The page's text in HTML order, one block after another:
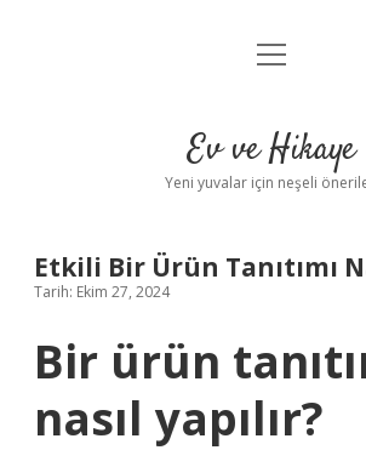
Anasayfa
Yasal Uyarı
menüyü
Ev ve Hikaye
Yeni yuvalar için neşeli
Etkili Bir Ürün Tanıtımı
Tarih: Ekim 27, 2024
Bir ürün
nasıl yapılır?